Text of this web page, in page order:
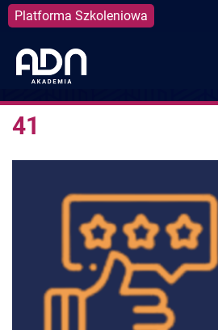
Platforma Szkoleniowa
content
41